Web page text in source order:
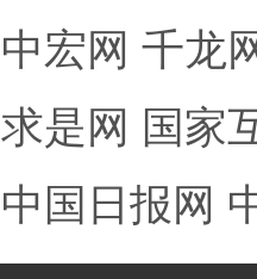
中宏网 千龙
求是网 国家
中国日报网